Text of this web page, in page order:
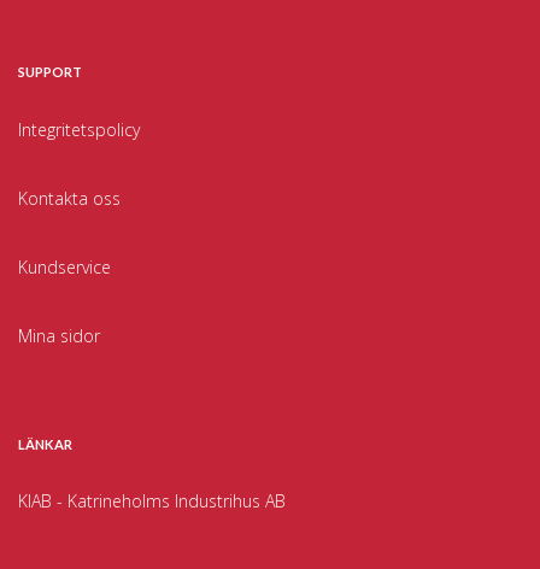
SUPPORT
Integritetspolicy
Kontakta oss
Kundservice
Mina sidor
LÄNKAR
KIAB - Katrineholms Industrihus AB